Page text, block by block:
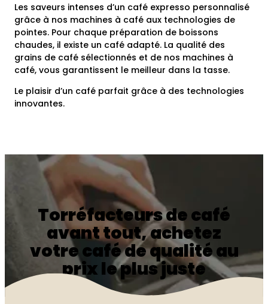
Les saveurs intenses d’un café expresso personnalisé
grâce à nos machines à café aux technologies de
pointes. Pour chaque préparation de boissons
chaudes, il existe un café adapté. La qualité des
grains de café sélectionnés et de nos machines à
café, vous garantissent le meilleur dans la tasse.
Le plaisir d’un café parfait grâce à des technologies
innovantes.
Torréfacteurs de café
avant tout, achetez
votre café de qualité au
prix le plus juste